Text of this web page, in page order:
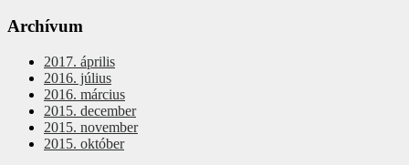
Archívum
2017. április
2016. július
2016. március
2015. december
2015. november
2015. október